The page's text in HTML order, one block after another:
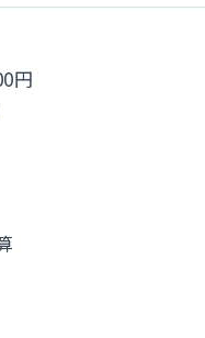
円